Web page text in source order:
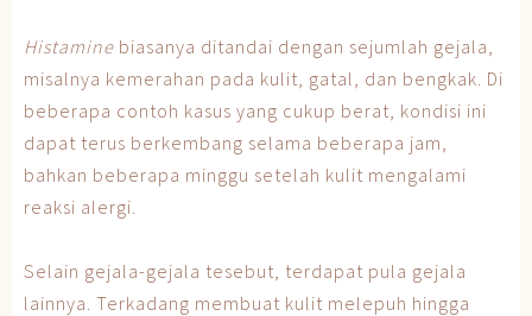
Histamine biasanya ditandai dengan sejumlah gejala,
misalnya kemerahan pada kulit, gatal, dan bengkak. Di
beberapa contoh kasus yang cukup berat, kondisi ini
dapat terus berkembang selama beberapa jam,
bahkan beberapa minggu setelah kulit mengalami
reaksi alergi.
Selain gejala-gejala tesebut, terdapat pula gejala
lainnya. Terkadang membuat kulit melepuh hingga